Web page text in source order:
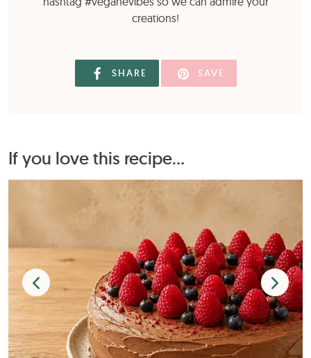
creations!
SHARE SAVE
If you love this recipe...